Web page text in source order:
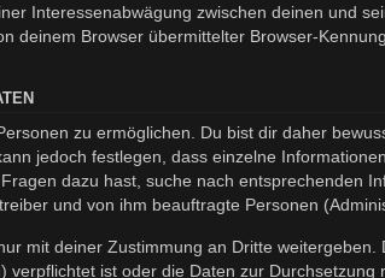
Interessenabwägung zwischen deinen und
deinem Browser übermittelter Browser-
zu ermöglichen. Du bist dir daher
jedoch festlegen, dass einzelne
dazu hast, suche nach entsprechenden
und von ihm beauftragte Personen
mit deiner Zustimmung an Dritte
ist oder die Daten zur Durchsetzung